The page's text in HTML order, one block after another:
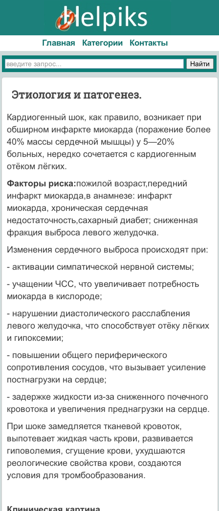
Главная Категории Контакты
Этиология и патогенез.
Кардиогенный шок, как правило, возникает при
обширном инфаркте миокарда (поражение более
40% массы сердечной мышцы) у 5—20%
больных, нередко сочетается с кардиогенным
отёком лёгких.
Факторы риска:пожилой возраст,передний
инфаркт миокарда,в анамнезе: инфаркт
миокарда, хроническая сердечная
недостаточность,сахарный диабет; сниженная
фракция выброса левого желудочка.
Изменения сердечного выброса происходят при:
- активации симпатической нервной системы;
- учащении ЧСС, что увеличивает потребность
миокарда в кислороде;
- нарушении диастолического расслабления
левого желудочка, что способствует отёку лёгких
и гипоксемии;
- повышении общего периферического
сопротивления сосудов, что вызывает усиление
постнагрузки на сердце;
- задержке жидкости из-за сниженного почечного
кровотока и увеличения преднагрузки на сердце.
При шоке замедляется тканевой кровоток,
выпотевает жидкая часть крови, развивается
гиповолемия, сгущение крови, ухудшаются
реологические свойства крови, создаются
условия для тромбообразования.